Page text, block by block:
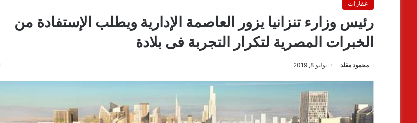
عقارات
رئيس وزارء تنزانيا يزور العاصمة الإدارية ويطلب الإستفادة من
الخبرات المصرية لتكرار التجربة فى بلادة
محمود مقلد يوليو 8, 2019